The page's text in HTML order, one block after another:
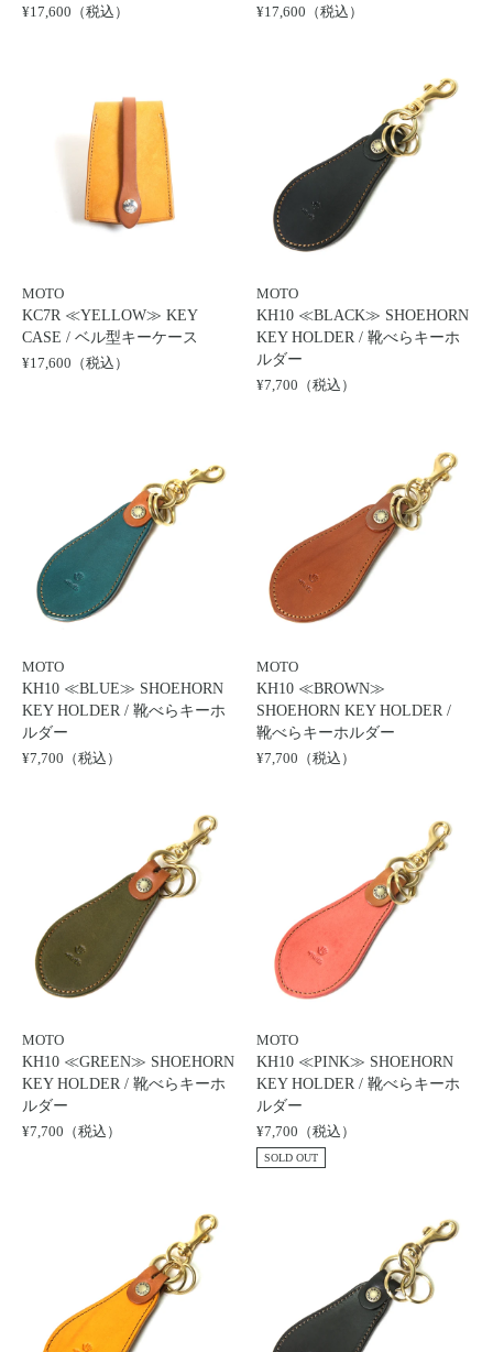
¥17,600（税込） ¥17,600（税込）
MOTO
KC7R ≪YELLOW≫ KEY
CASE / ベル型キーケース
¥17,600（税込）
MOTO
KH10 ≪BLACK≫ SHOEHORN
KEY HOLDER / 靴べらキーホ
ルダー
¥7,700（税込）
MOTO
KH10 ≪BLUE≫ SHOEHORN
KEY HOLDER / 靴べらキーホ
ルダー
¥7,700（税込）
MOTO
KH10 ≪BROWN≫
SHOEHORN KEY HOLDER /
靴べらキーホルダー
¥7,700（税込）
MOTO
KH10 ≪GREEN≫ SHOEHORN
KEY HOLDER / 靴べらキーホ
ルダー
¥7,700（税込）
MOTO
KH10 ≪PINK≫ SHOEHORN
KEY HOLDER / 靴べらキーホ
ルダー
¥7,700（税込）
SOLD OUT